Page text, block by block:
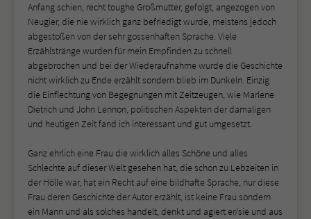
Anfang schien, recht toughe Großmutter, gefolgt, angezogen von
Neugier, die nie wirklich ganz befriedigt wurde, meistens jedoch
abgestoßen von der sehr gossenhaften Sprache. Viele
Erzählstränge wurden für mein Empfinden zu schnell
abgebrochen und bei der Wiederaufnahme wurde die Geschichte
nicht wirklich zu Ende erzählt sondern blieb im Dunkeln. Einzig
die Einflechtung von Begegnungen mit Zeitzeugen, wie Marlene
Dietrich und John Lennon, politischen Aspekten der damaligen
und heutigen Zeit fand ich interessant und gut umgesetzt.
Ganz ehrlich eine Frau die wirklich alles Schöne und alles
Schlechte auf dieser Welt gesehen hat, die schon zu Lebzeiten in
der Hölle war, hat ein Recht auf eine bildhafte Sprache, nur diese
Frau deren Geschichte der Autor erzählt, ist keine Frau sondern
ein Mann und als solches handelt, denkt und agiert er/sie und aus